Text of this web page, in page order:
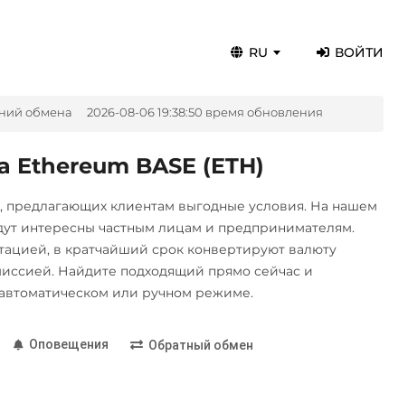
RU ВОЙТИ
обмена 2026-08-06 19:38:50 время обновления
BASE (ETH)
клиентам выгодные условия. На нашем
интересны частным лицам и предпринимателям.
в кратчайший срок конвертируют валюту
Найдите подходящий прямо сейчас и
или ручном режиме.
Оповещения Обратный обмен